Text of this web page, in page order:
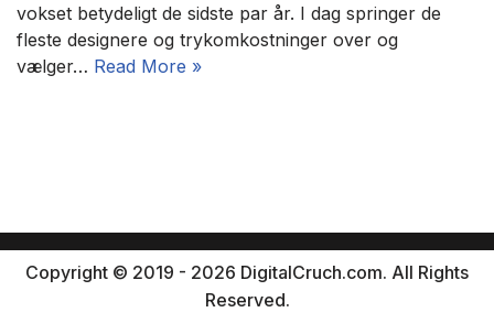
vokset betydeligt de sidste par år. I dag springer de
fleste designere og trykomkostninger over og
vælger… Read More »
Copyright © 2019 - 2026 DigitalCruch.com. All Rights
Reserved.